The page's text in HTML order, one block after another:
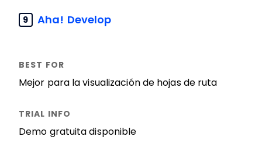
9 Aha! Develop
Mejor para la visualización de hojas de ruta
Demo gratuita disponible